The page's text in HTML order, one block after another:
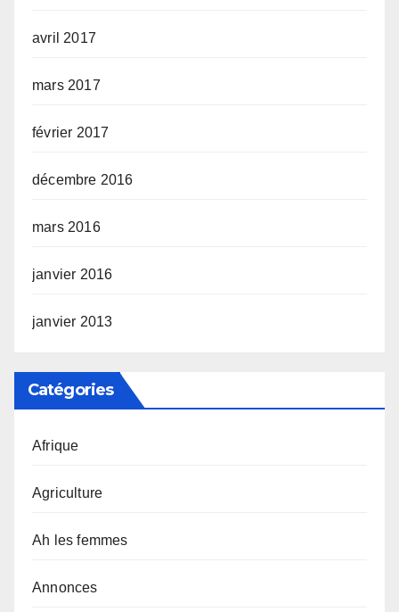
avril 2017
mars 2017
février 2017
décembre 2016
mars 2016
janvier 2016
janvier 2013
Catégories
Afrique
Agriculture
Ah les femmes
Annonces